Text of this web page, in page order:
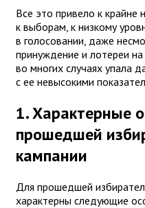
Все это привело к крайне
к выборам, к низкому
в голосовании, даже
принуждение и лотереи на
во многих случаях упала
с ее невысокими
1. Характерные
прошедшей
кампании
Для прошедшей
характерны следующие